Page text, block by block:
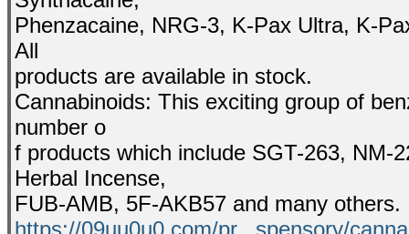
Phenzacaine, NRG-3, K-Pax Ultra, K-
All
products are available in stock.
Cannabinoids: This exciting group of
number o
f products which include SGT-263, NM-
Herbal Incense,
FUB-AMB, 5F-AKB57 and many others.
https://09uu0u0.com/pr...spensory/